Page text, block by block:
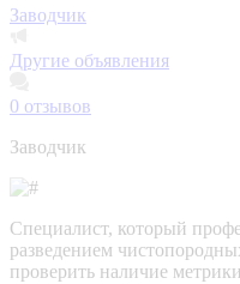
Заводчик
Другие объявления
0 отзывов
Заводчик
Специалист, который
разведением
проверить наличие